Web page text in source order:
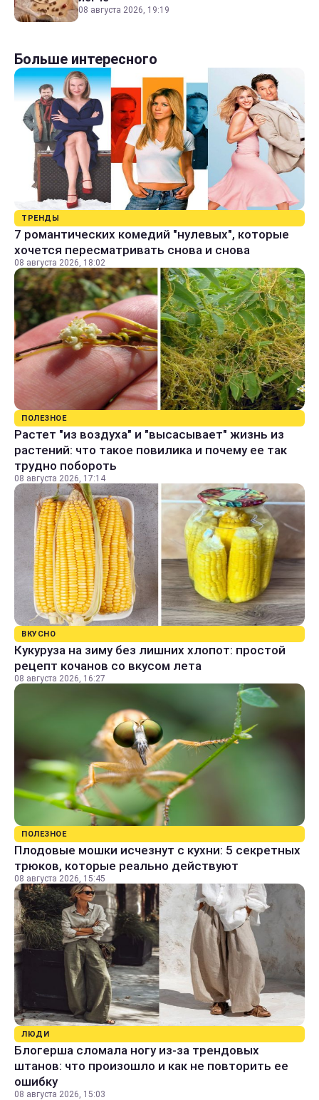
08 августа 2026, 19:19
Больше интересного
ТРЕНДЫ
7 романтических комедий "нулевых", которые
хочется пересматривать снова и снова
08 августа 2026, 18:02
ПОЛЕЗНОЕ
Растет "из воздуха" и "высасывает" жизнь из
растений: что такое повилика и почему ее так
трудно побороть
08 августа 2026, 17:14
ВКУСНО
Кукуруза на зиму без лишних хлопот: простой
рецепт кочанов со вкусом лета
08 августа 2026, 16:27
ПОЛЕЗНОЕ
Плодовые мошки исчезнут с кухни: 5 секретных
трюков, которые реально действуют
08 августа 2026, 15:45
ЛЮДИ
Блогерша сломала ногу из-за трендовых
штанов: что произошло и как не повторить ее
ошибку
08 августа 2026, 15:03